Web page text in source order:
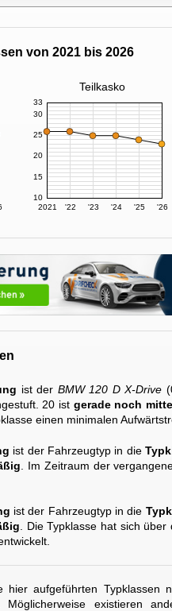
von 2021 bis 2026
Teilkasko
2021 '22 '23 '24 '25 '26
10
15
20
25
30
33
ist der BMW 120 D X-Drive
20 ist gerade noch
einen minimalen
ist der Fahrzeugtyp in die
. Im Zeitraum der
ist der Fahrzeugtyp in die
. Die Typklasse hat sich
hier aufgeführten Typklassen
Möglicherweise existieren